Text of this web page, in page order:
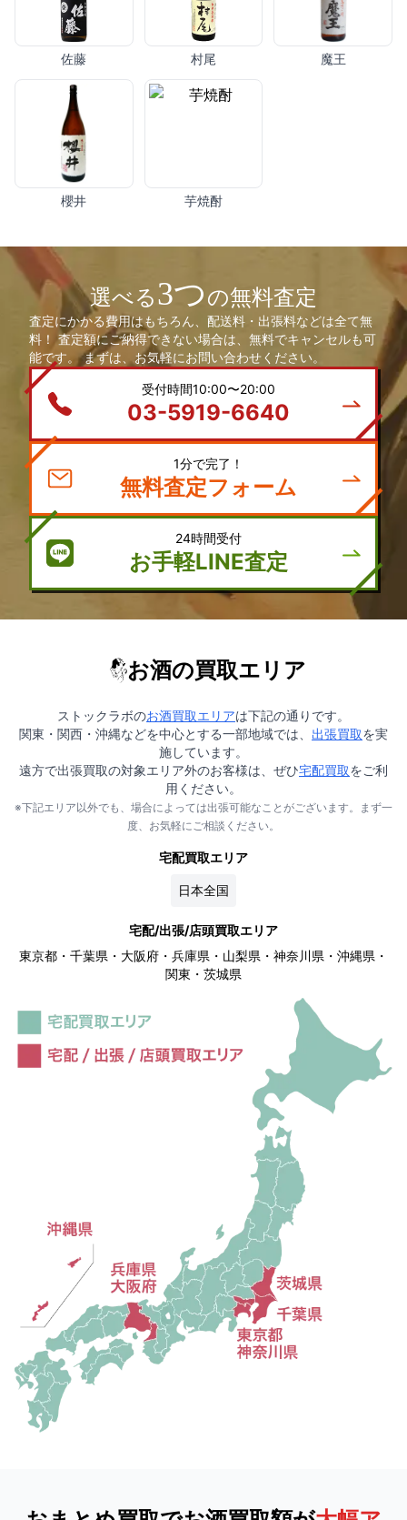
佐藤 村尾 魔王
櫻井 芋焼酎
選べる3つの無料査定
査定にかかる費用はもちろん、配送料・出張料などは全て無
料！ 査定額にご納得できない場合は、無料でキャンセルも可
能です。 まずは、お気軽にお問い合わせください。
受付時間10:00〜20:00
03-5919-6640
1分で完了！
無料査定フォーム
24時間受付
お手軽LINE査定
お酒の買取エリア
ストックラボのお酒買取エリアは下記の通りです。
関東・関西・沖縄などを中心とする一部地域では、 出張買取を実
施しています。
遠方で出張買取の対象エリア外のお客様は、ぜひ宅配買取をご利
用ください。
※下記エリア以外でも、場合によっては出張可能なことがございます。まず一
度、お気軽にご相談ください。
宅配買取エリア
日本全国
宅配/出張/店頭買取エリア
東京都・千葉県・大阪府・兵庫県・山梨県・神奈川県・沖縄県・
関東・茨城県